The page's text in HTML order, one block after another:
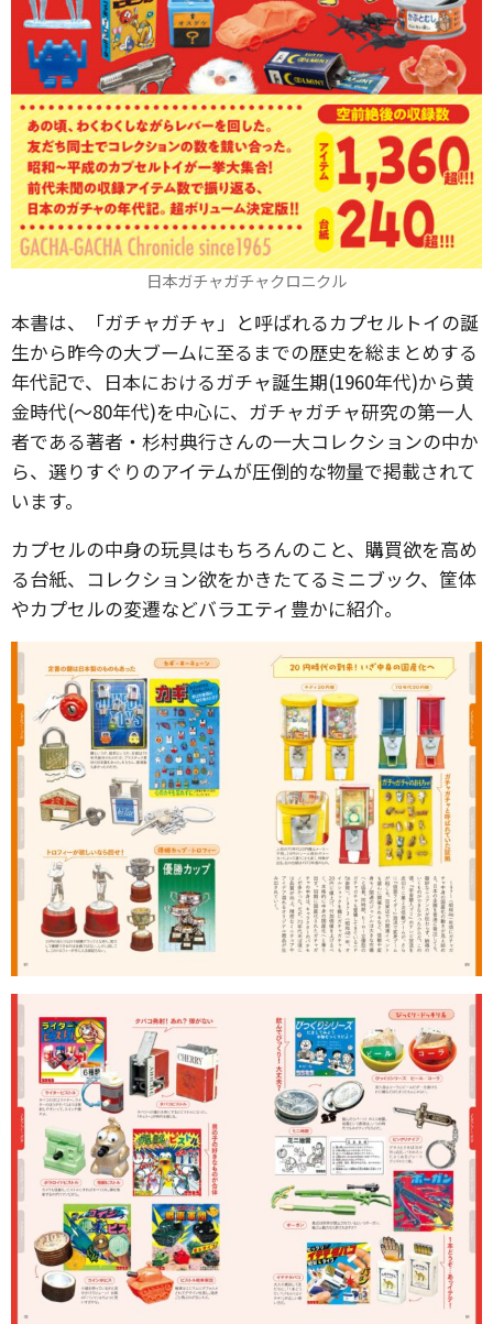
日本ガチャガチャクロニクル
本書は、「ガチャガチャ」と呼ばれるカプセルトイの誕
生から昨今の大ブームに至るまでの歴史を総まとめする
年代記で、日本におけるガチャ誕生期(1960年代)から黄
金時代(〜80年代)を中心に、ガチャガチャ研究の第一人
者である著者・杉村典行さんの一大コレクションの中か
ら、選りすぐりのアイテムが圧倒的な物量で掲載されて
います。
カプセルの中身の玩具はもちろんのこと、購買欲を高め
る台紙、コレクション欲をかきたてるミニブック、筐体
やカプセルの変遷などバラエティ豊かに紹介。